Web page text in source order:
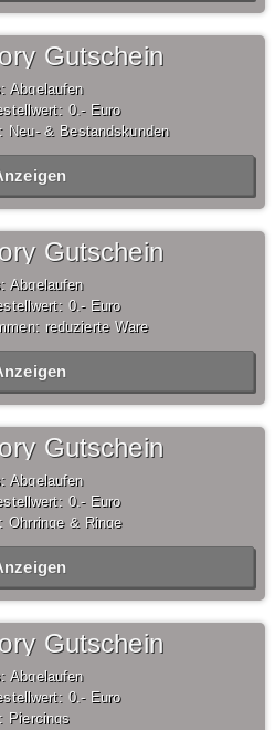
Gutschein
Abgelaufen
0,- Euro
Neu- & Bestandskunden
Gutschein
Abgelaufen
0,- Euro
reduzierte Ware
Gutschein
Abgelaufen
0,- Euro
Ohrringe & Ringe
Gutschein
Abgelaufen
0,- Euro
Piercings